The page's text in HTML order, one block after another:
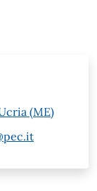
(ME)